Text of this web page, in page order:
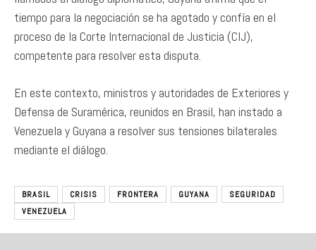
tiempo para la negociación se ha agotado y confía en el
proceso de la Corte Internacional de Justicia (CIJ),
competente para resolver esta disputa.
En este contexto, ministros y autoridades de Exteriores y
Defensa de Suramérica, reunidos en Brasil, han instado a
Venezuela y Guyana a resolver sus tensiones bilaterales
mediante el diálogo.
BRASIL CRISIS FRONTERA GUYANA
SEGURIDAD
VENEZUELA